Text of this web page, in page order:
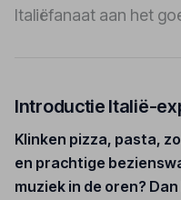
Italiëfanaat aan het
Introductie Italië-
Klinken pizza, pasta,
en prachtige
muziek in de oren?